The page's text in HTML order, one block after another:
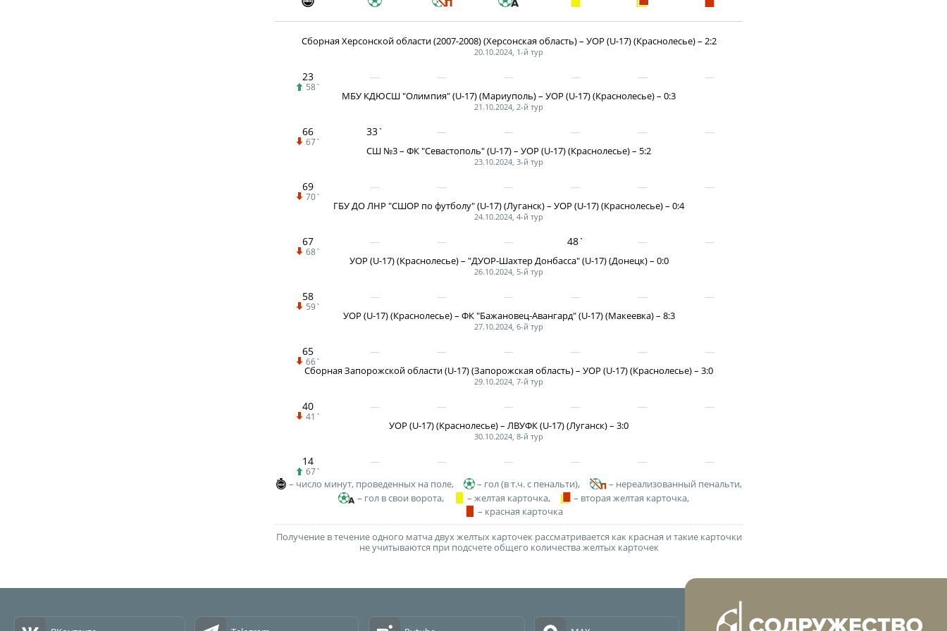
"Содружество" среди юношей 2009-2010 годов
рождения (U-17)
Календарь и результаты матчей
Статистика
Игроки
О турнире
"Содружество" среди юношей 2011-2012 годов
рождения (U-15)
Команды
Игроки
О турнире
Регламентирующие документы
Сборная Херсонской области (2007-2008) (Херсонская область) – УОР (U-17) (Краснолесье) – 2:2
20.10.2024, 1-й тур
23
58`
МБУ КДЮСШ "Олимпия" (U-17) (Мариуполь) – УОР (U-17) (Краснолесье) – 0:3
21.10.2024, 2-й тур
66
67`
33`
СШ №3 – ФК "Севастополь" (U-17) – УОР (U-17) (Краснолесье) – 5:2
23.10.2024, 3-й тур
69
70`
ГБУ ДО ЛНР "СШОР по футболу" (U-17) (Луганск) – УОР (U-17) (Краснолесье) – 0:4
24.10.2024, 4-й тур
67
68`
48`
УОР (U-17) (Краснолесье) – "ДУОР-Шахтер Донбасса" (U-17) (Донецк) – 0:0
26.10.2024, 5-й тур
58
59`
УОР (U-17) (Краснолесье) – ФК "Бажановец-Авангард" (U-17) (Макеевка) – 8:3
27.10.2024, 6-й тур
65
66`
Сборная Запорожской области (U-17) (Запорожская область) – УОР (U-17) (Краснолесье) – 3:0
29.10.2024, 7-й тур
40
41`
УОР (U-17) (Краснолесье) – ЛВУФК (U-17) (Луганск) – 3:0
30.10.2024, 8-й тур
14
67`
– число минут, проведенных на поле, – гол (в т.ч. с пенальти),
– нереализованный пенальти,
– гол в свои ворота,
– желтая карточка,
– вторая желтая карточка,
– красная карточка
Получение в течение одного матча двух желтых карточек рассматривается как красная и такие карточки
не учитываются при подсчете общего количества желтых карточек